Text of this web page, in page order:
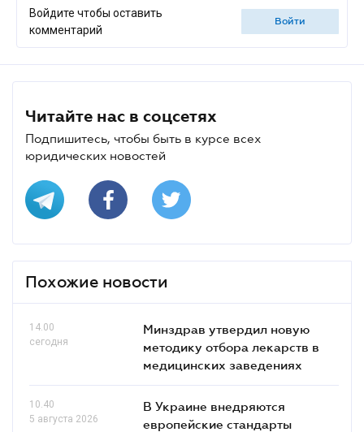
Войдите чтобы оставить
комментарий
войти
Читайте нас в соцсетях
Подпишитесь, чтобы быть в курсе всех
юридических новостей
Похожие новости
14.00
сегодня
Минздрав утвердил новую
методику отбора лекарств в
медицинских заведениях
10.40
5 августа 2026
В Украине внедряются
европейские стандарты